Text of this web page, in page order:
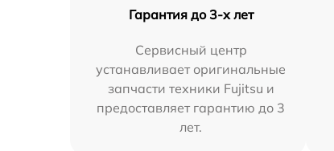
Гарантия до 3-х лет
Сервисный центр
устанавливает оригинальные
запчасти техники Fujitsu и
предоставляет гарантию до 3
лет.